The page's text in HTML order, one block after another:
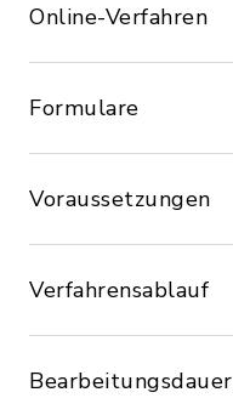
Online-Verfahren
Formulare
Voraussetzungen
Verfahrensablauf
Bearbeitungsdauer